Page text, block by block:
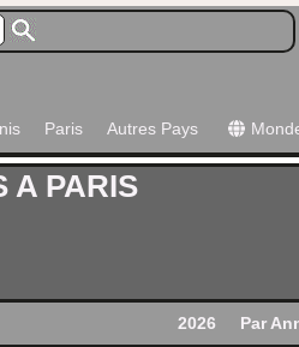
Paris Autres Pays
A PARIS
2026 Par